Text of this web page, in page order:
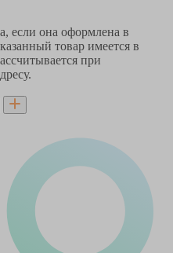
если она оформлена в
товар имеется в
при